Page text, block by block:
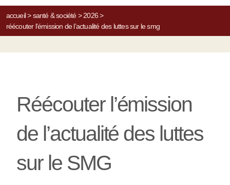
accueil> santé & société> 2026>
réécouter l’émission de l’actualité des luttes sur le smg
Réécouter l’émission
de l’actualité des luttes
sur le SMG